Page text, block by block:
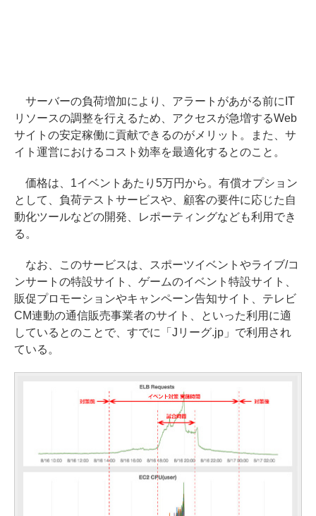
サーバーの負荷増加により、アラートがあがる前にIT
リソースの調整を行えるため、アクセスが急増するWeb
サイトの安定稼働に貢献できるのがメリット。また、サ
イト運営におけるコスト効率を最適化するとのこと。
価格は、1イベントあたり5万円から。有償オプション
として、負荷テストサービスや、顧客の要件に応じた自
動化ツールなどの開発、レポーティングなども利用でき
る。
なお、このサービスは、スポーツイベントやライブ/コ
ンサートの特設サイト、ゲームのイベント特設サイト、
販促プロモーションやキャンペーン告知サイト、テレビ
CM連動の通信販売事業者のサイト、といった利用に適
しているとのことで、すでに「Jリーグ.jp」で利用され
ている。